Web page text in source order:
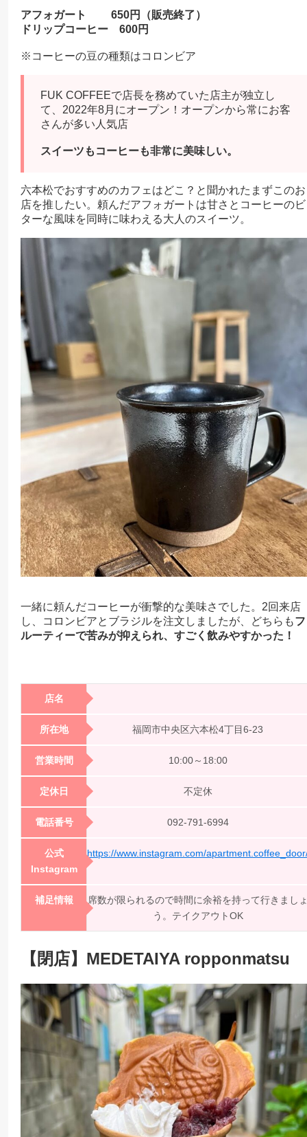
アフォガート 650円（販売終了）
ドリップコーヒー 600円
※コーヒーの豆の種類はコロンビア
FUK COFFEEで店長を務めていた店主が独立し
て、2022年8月にオープン！オープンから常にお客
さんが多い人気店
スイーツもコーヒーも非常に美味しい。
六本松でおすすめのカフェはどこ？と聞かれたまずこのお
店を推したい。頼んだアフォガートは甘さとコーヒーのビ
ターな風味を同時に味わえる大人のスイーツ。
一緒に頼んだコーヒーが衝撃的な美味さでした。2回来店
し、コロンビアとブラジルを注文しましたが、どちらもフ
ルーティーで苦みが抑えられ、すごく飲みやすかった！
店名
所在地 福岡市中央区六本松4丁目6-23
営業時間 10:00～18:00
定休日 不定休
電話番号 092-791-6994
公式
Instagram
https://www.instagram.com/
補足情報
席数が限られるので時間に余裕を持って行きまし
う。テイクアウトOK
【閉店】MEDETAIYA ropponmatsu